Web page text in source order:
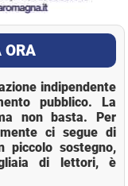
ORA
indipendente
pubblico. La
non basta. Per
ci segue di
piccolo sostegno,
di lettori, è